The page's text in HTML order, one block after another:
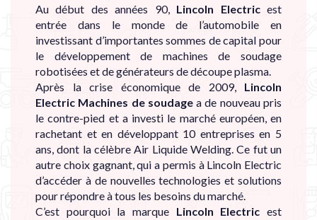
Au début des années 90, Lincoln Electricest
entrée dans le monde de l’automobile en
investissant d’importantes sommes de capital pour
le développement de machines de soudage
robotisées et de générateurs de découpe plasma.
Après la crise économique de 2009, Lincoln
Electric Machines de soudagea de nouveau pris
le contre-pied et a investi le marché européen, en
rachetant et en développant 10 entreprises en 5
ans, dont la célèbre Air Liquide Welding. Ce fut un
autre choix gagnant, qui a permis à Lincoln Electric
d’accéder à de nouvelles technologies et solutions
pour répondre à tous les besoins du marché.
C’est pourquoi la marque Lincoln Electric est